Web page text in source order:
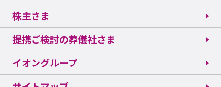
株主さま
提携ご検討の葬儀社さま
イオングループ